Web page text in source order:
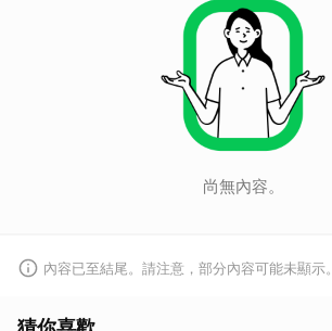
尚無內容。
內容已至結尾。請注意，部分內容可能未顯示。